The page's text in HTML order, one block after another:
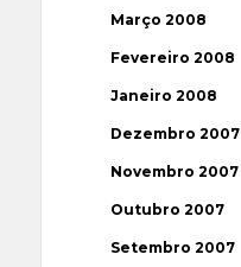
Março 2008
Fevereiro 2008
Janeiro 2008
Dezembro 2007
Novembro 2007
Outubro 2007
Setembro 2007